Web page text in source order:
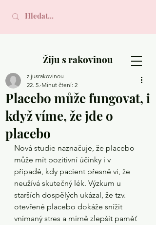
Žiju s rakovinou
Placebo může fungovat, i
když víme, že jde o
placebo
zijusrakovinou
22. 5. Minut čtení: 2
Nová studie naznačuje, že placebo
může mít pozitivní účinky i v
případě, kdy pacient přesně ví, že
neužívá skutečný lék. Výzkum u
starších dospělých ukázal, že tzv.
otevřené placebo dokáže snížit
vnímaný stres a mírně zlepšit paměť